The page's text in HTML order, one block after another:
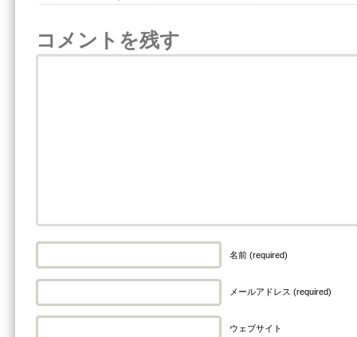
コメントを残す
名前 (required)
メールアドレス (required)
ウェブサイト